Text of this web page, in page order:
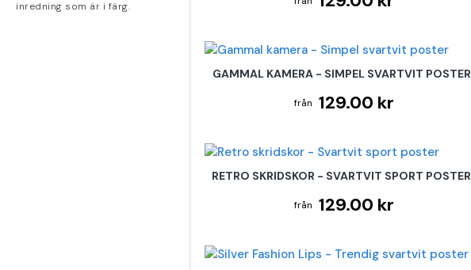
inredning som är i färg.
GAMMAL KAMERA - SIMPEL SVARTVIT POSTER
129.00 kr
RETRO SKRIDSKOR - SVARTVIT SPORT POSTER
129.00 kr